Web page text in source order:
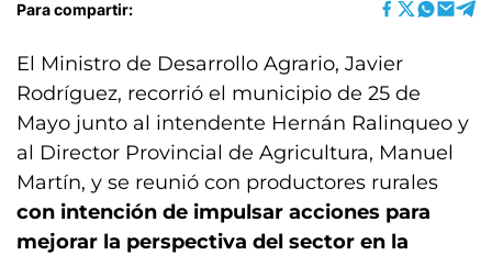
Para compartir:
El Ministro de Desarrollo Agrario, Javier
Rodríguez, recorrió el municipio de 25 de
Mayo junto al intendente Hernán Ralinqueo y
al Director Provincial de Agricultura, Manuel
Martín, y se reunió con productores rurales
con intención de impulsar acciones para
mejorar la perspectiva del sector en la